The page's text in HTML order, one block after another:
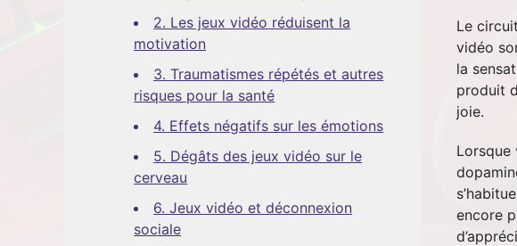
2. Les jeux vidéo réduisent la
motivation
3. Traumatismes répétés et autres
risques pour la santé
4. Effets négatifs sur les émotions
5. Dégâts des jeux vidéo sur le
cerveau
6. Jeux vidéo et déconnexion
sociale
Le
vidéo
la
produit
joie.
Lorsque
encore